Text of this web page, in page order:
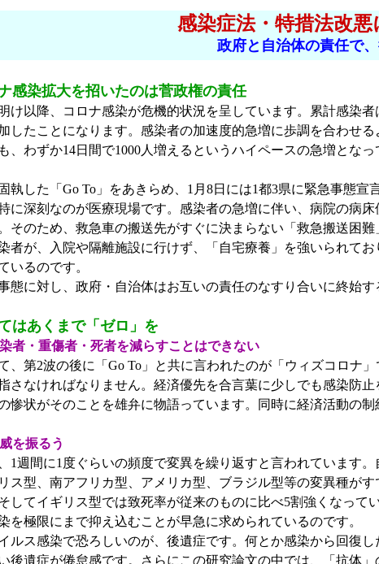
感染症法・特措法改
政府と自治体の責任で
感染拡大を招いたのは菅政権の責任
以降、コロナ感染が危機的状況を呈しています。累計感染
したことになります。感染者の加速度的急増に歩調を合わせ
、わずか14日間で1000人増えるというハイペースの急増とな
した「Go To」をあきらめ、1月8日には1都3県に緊急事態宣
深刻なのが医療現場です。感染者の急増に伴い、病院の病
そのため、救急車の搬送先がすぐに決まらない「救急搬送困
者が、入院や隔離施設に行けず、「自宅療養」を強いられて
いるのです。
に対し、政府・自治体はお互いの責任のなすり合いに終始す
はあくまで「ゼロ」を
者・重傷者・死者を減らすことはできない
第2波の後に「Go To」と共に言われたのが「ウィズコロナ
さなければなりません。経済優先を合言葉に少しでも感染防
惨状がそのことを雄弁に物語っています。同時に経済活動の
を振るう
週間に1度ぐらいの頻度で変異を繰り返すと言われています
ス型、南アフリカ型、アメリカ型、ブラジル型等の変異種が
してイギリス型では致死率が従来のものに比べ5割強くなっ
を極限にまで抑え込むことが早急に求められているのです。
ス感染で恐ろしいのが、後遺症です。何とか感染から回復
後遺症が倦怠感です。さらにこの研究論文の中では、「抗体